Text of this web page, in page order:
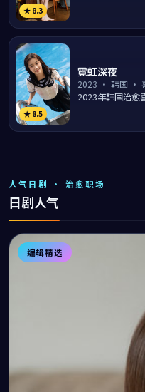
★ 8.3
★ 8.5
霓虹深夜
2023 · 韩国 ·
2023年韩国治愈
人气日剧 · 治愈职场
日剧人气
编辑精选